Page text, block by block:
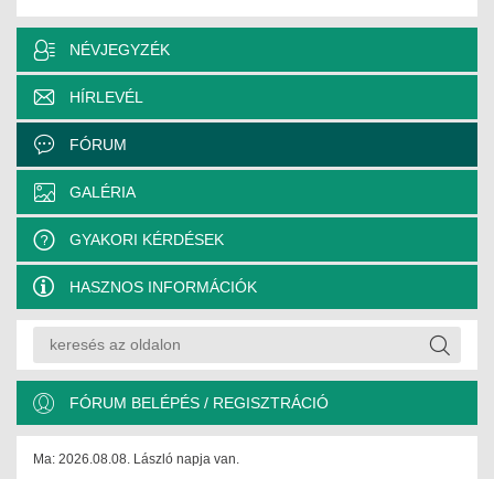
JOGOSULTSÁGOK
IGAZGATÁSI, SZOLGÁLTATÁSI DÍJAK
SZABÁLYZATOK
MŰKÖDÉSI DOKUMENTUMOK
KÖZÉRDEKŰ ADATOK
NYOMTATVÁNYOK
SZAKCSOPORTOK
ELEKTROTECHNIKAI
NÉVJEGYZÉK
HÍRLEVÉL
FÓRUM
GALÉRIA
GYAKORI KÉRDÉSEK
HASZNOS INFORMÁCIÓK
FÓRUM BELÉPÉS / REGISZTRÁCIÓ
Ma: 2026.08.08. László napja van.